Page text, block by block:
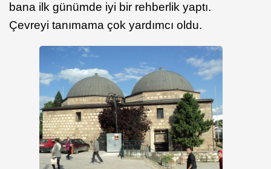
bana ilk günümde iyi bir rehberlik yaptı.
Çevreyi tanımama çok yardımcı oldu.